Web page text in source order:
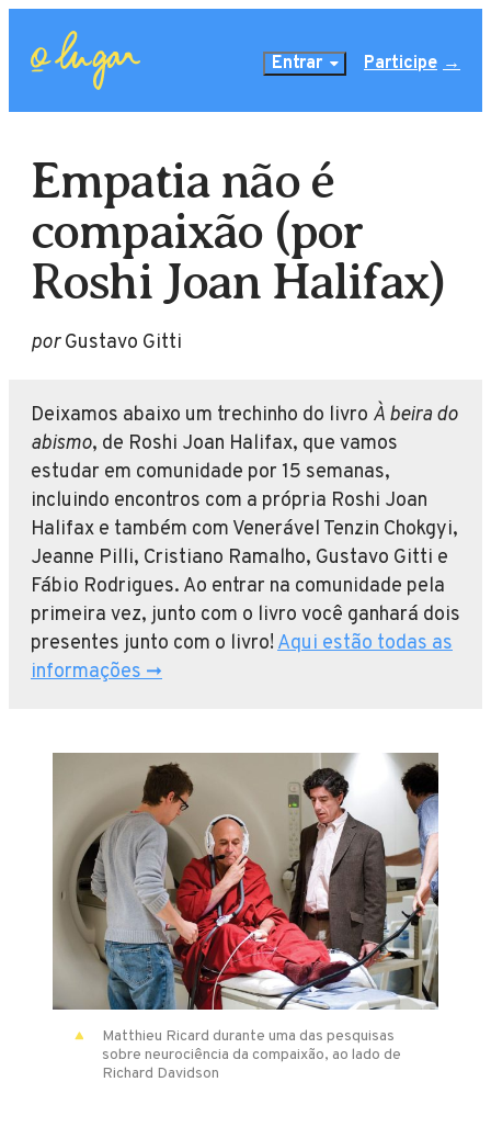
Entrar Participe
Empatia não é
compaixão (por
Roshi Joan Halifax)
porGustavo Gitti
Deixamos abaixo um trechinho do livro À beira do
abismo, de Roshi Joan Halifax, que vamos
estudar em comunidade por 15 semanas,
incluindo encontros com a própria Roshi Joan
Halifax e também com Venerável Tenzin Chokgyi,
Jeanne Pilli, Cristiano Ramalho, Gustavo Gitti e
Fábio Rodrigues. Ao entrar na comunidade pela
primeira vez, junto com o livro você ganhará dois
presentes junto com o livro!Aqui estão todas as
informações ➞
Matthieu Ricard durante uma das pesquisas
sobre neurociência da compaixão, ao lado de
Richard Davidson